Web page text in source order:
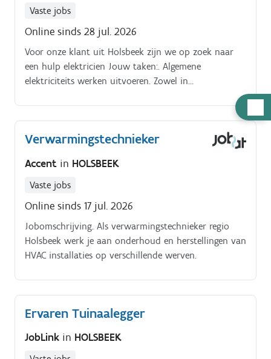
Vaste jobs
Online sinds 28 jul. 2026
Voor onze klant uit Holsbeek zijn we op zoek naar
een hulp elektricien Jouw taken:. Algemene
elektriciteits werken uitvoeren. Zowel in
Verwarmingstechnieker
Accent in HOLSBEEK
Vaste jobs
Online sinds 17 jul. 2026
Jobomschrijving. Als verwarmingstechnieker regio
Holsbeek werk je aan onderhoud en herstellingen van
HVAC installaties op verschillende werven.
Ervaren Tuinaalegger
JobLink in HOLSBEEK